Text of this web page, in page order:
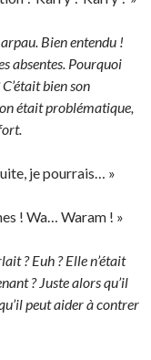
Bien entendu !
absentes. Pourquoi
bien son
était problématique,
je pourrais… »
! Wa… Waram ! »
? Euh ? Elle n’était
? Juste alors qu’il
peut aider à contrer